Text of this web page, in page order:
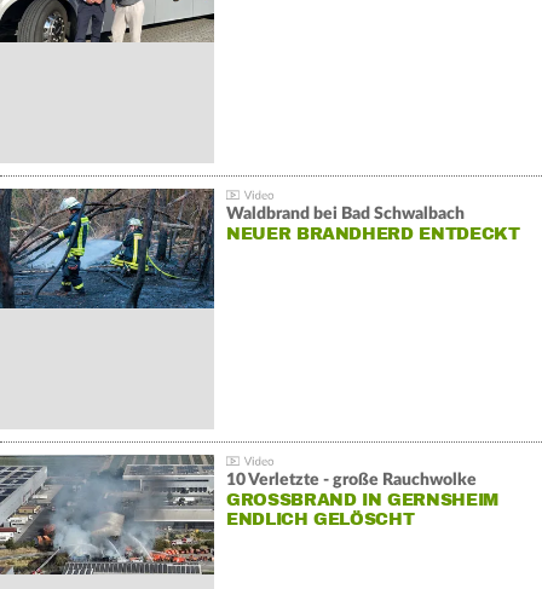
Waldbrand bei Bad Schwalbach
NEUER BRANDHERD ENTDECKT
10 Verletzte - große Rauchwolke
GROSSBRAND IN GERNSHEIM E
NDLICH GELÖSCHT